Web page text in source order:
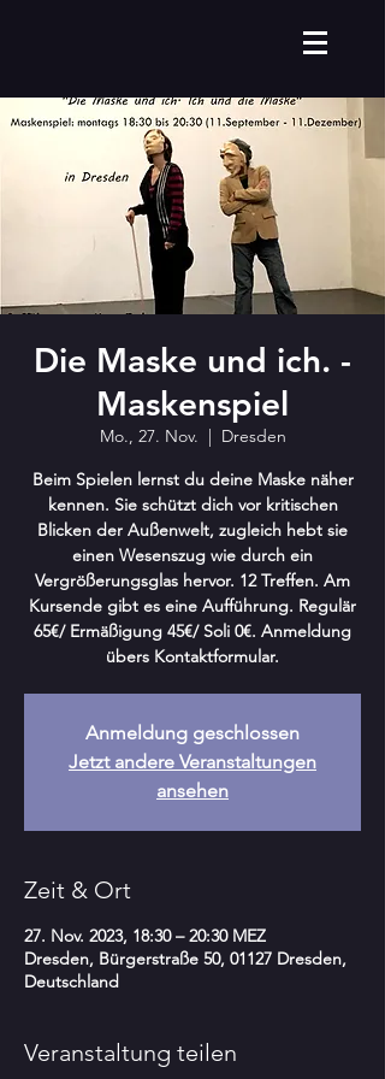
Die Maske und ich. -
Maskenspiel
Mo., 27. Nov.
  |
Dresden
Beim Spielen lernst du deine Maske näher
kennen. Sie schützt dich vor kritischen
Blicken der Außenwelt, zugleich hebt sie
einen Wesenszug wie durch ein
Vergrößerungsglas hervor. 12 Treffen. Am
Kursende gibt es eine Aufführung. Regulär
65€/ Ermäßigung 45€/ Soli 0€. Anmeldung
übers Kontaktformular.
Anmeldung geschlossen
Jetzt andere Veranstaltungen
ansehen
Zeit & Ort
27. Nov. 2023, 18:30 – 20:30 MEZ
Dresden, Bürgerstraße 50, 01127 Dresden,
Deutschland
Veranstaltung teilen